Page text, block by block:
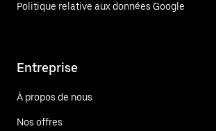
Politique relative aux données Google
Entreprise
À propos de nous
Nos offres